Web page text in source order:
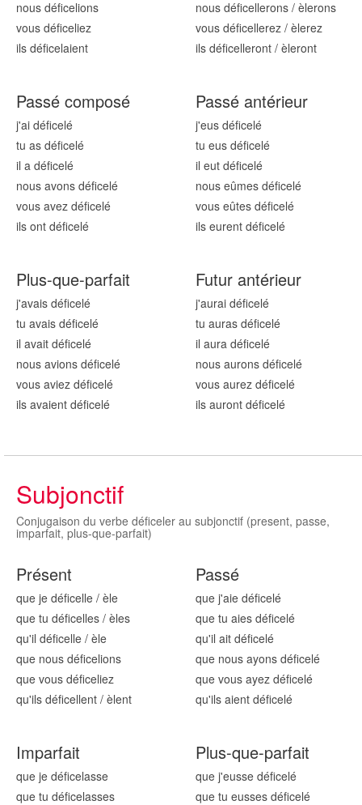
nous déficelions
vous déficeliez
ils déficelaient
nous déficellerons/ èlerons
vous déficellerez/ èlerez
ils déficelleront/ èleront
Passé composé
j'ai déficelé
tu as déficelé
il a déficelé
nous avons déficelé
vous avez déficelé
ils ont déficelé
Passé antérieur
j'eus déficelé
tu eus déficelé
il eut déficelé
nous eûmes déficelé
vous eûtes déficelé
ils eurent déficelé
Plus-que-parfait
j'avais déficelé
tu avais déficelé
il avait déficelé
nous avions déficelé
vous aviez déficelé
ils avaient déficelé
Futur antérieur
j'aurai déficelé
tu auras déficelé
il aura déficelé
nous aurons déficelé
vous aurez déficelé
ils auront déficelé
Subjonctif
Conjugaison du verbe déficeler au subjonctif (present, passe,
imparfait, plus-que-parfait)
Présent
que je déficelle / èle
que tu déficelles / èles
qu'il déficelle / èle
que nous déficelions
que vous déficeliez
qu'ils déficellent / èlent
Passé
que j'aie déficelé
que tu aies déficelé
qu'il ait déficelé
que nous ayons déficelé
que vous ayez déficelé
qu'ils aient déficelé
Imparfait
que je déficelasse
que tu déficelasses
Plus-que-parfait
que j'eusse déficelé
que tu eusses déficelé